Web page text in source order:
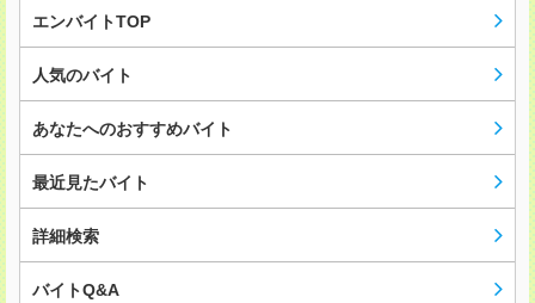
エンバイトTOP
人気のバイト
あなたへのおすすめバイト
最近見たバイト
詳細検索
バイトQ&A